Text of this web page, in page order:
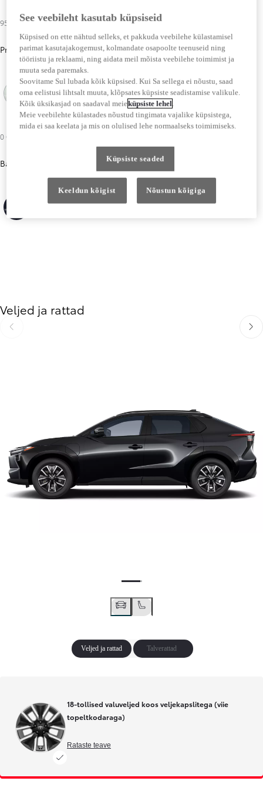
950 €
Premium
Platinum Pearl White (089)Emotional Red 2 (3U5)
0 €
Baasvärv
Veljed ja rattad
Libista eelmisele
Veljed ja rattad Talverattad
18-tollised valuveljed koos veljekapslitega (viie
topeltkodaraga)
Rataste teave
See veebileht kasutab küpsiseid
Küpsised on ette nähtud selleks, et pakkuda veebilehe külastamisel
parimat kasutajakogemust, kolmandate osapoolte teenuseid ning
tööriistu ja reklaami, ning aidata meil mõista veebilehe toimimist ja
muuta seda paremaks.
Soovitame Sul lubada kõik küpsised. Kui Sa sellega ei nõustu, saad
oma eelistusi lihtsalt muuta, klõpsates küpsiste seadistamise valikule.
Kõik üksikasjad on saadaval meieküpsiste lehel
Meie veebilehte külastades nõustud tingimata vajalike küpsistega,
mida ei saa keelata ja mis on olulised lehe normaalseks toimimiseks.
Küpsiste seaded
Keeldun kõigist Nõustun kõigiga